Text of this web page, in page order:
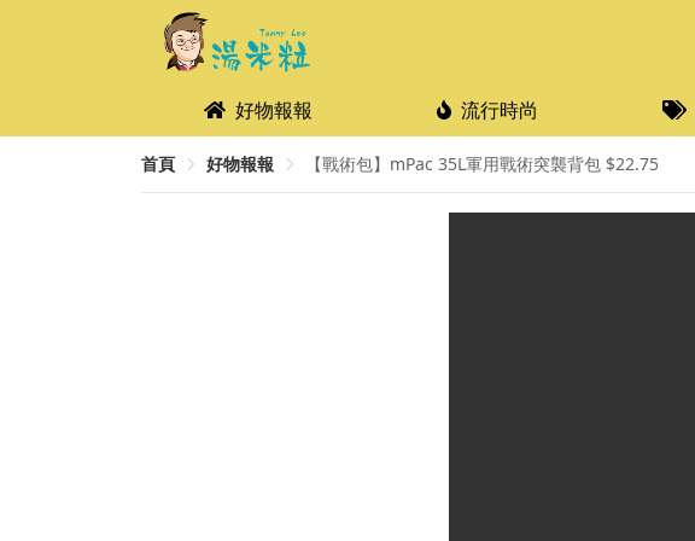
好物報報 流行時尚
首頁 好物報報 【戰術包】mPac 35L軍用戰術突襲背包 $22.75